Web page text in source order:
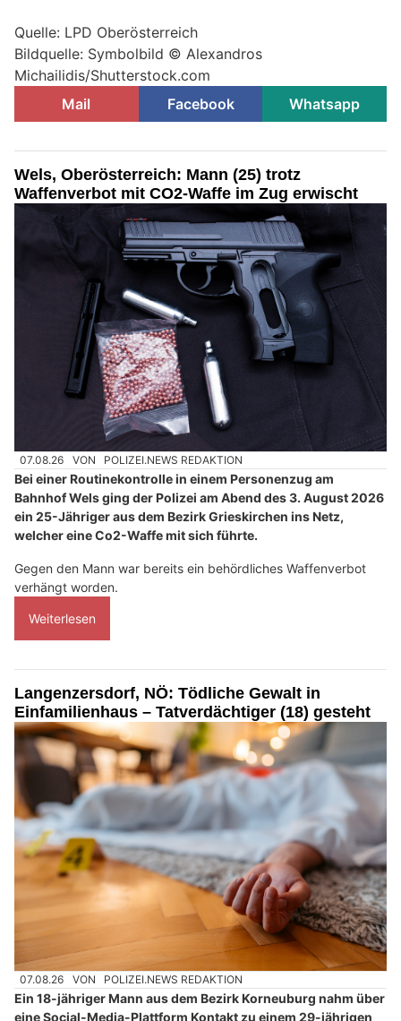
Quelle: LPD Oberösterreich
Bildquelle: Symbolbild © Alexandros
Michailidis/Shutterstock.com
Mail
Facebook Whatsapp
Wels, Oberösterreich: Mann (25) trotz
Waffenverbot mit CO2-Waffe im Zug erwischt
07.08.26 VON POLIZEI.NEWS REDAKTION
Bei einer Routinekontrolle in einem Personenzug am
Bahnhof Wels ging der Polizei am Abend des 3. August 2026
ein 25-Jähriger aus dem Bezirk Grieskirchen ins Netz,
welcher eine Co2-Waffe mit sich führte.
Gegen den Mann war bereits ein behördliches Waffenverbot
verhängt worden.
Weiterlesen
Langenzersdorf, NÖ: Tödliche Gewalt in
Einfamilienhaus – Tatverdächtiger (18) gesteht
07.08.26 VON POLIZEI.NEWS REDAKTION
Ein 18-jähriger Mann aus dem Bezirk Korneuburg nahm über
eine Social-Media-Plattform Kontakt zu einem 29-jährigen